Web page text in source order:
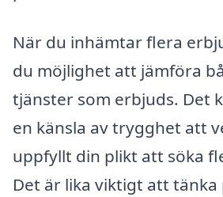
När du inhämtar flera
du möjlighet att jämföra
tjänster som erbjuds. Det
en känsla av trygghet att
uppfyllt din plikt att söka
Det är lika viktigt att tänka